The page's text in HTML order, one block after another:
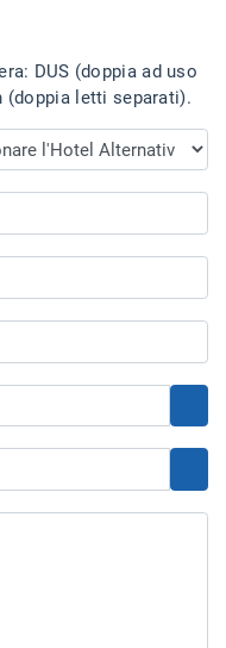
DUS (doppia ad uso
(doppia letti separati).